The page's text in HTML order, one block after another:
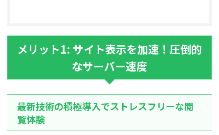
メリット1: サイト表示を加速！圧倒的
なサーバー速度
最新技術の積極導入でストレスフリーな閲
覧体験